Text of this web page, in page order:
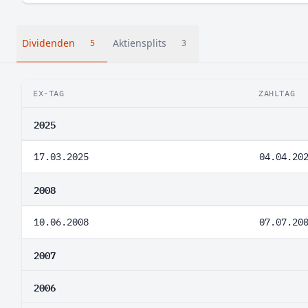
Dividenden 5 Aktiensplits 3
EX-TAG ZAHLTAG
2025
17.03.2025
2008
10.06.2008
2007
2006